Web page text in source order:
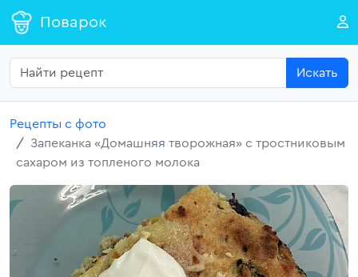
Поварок
Искать
Рецепты с фото
Запеканка «Домашняя творожная» с тростниковым
сахаром из топленого молока